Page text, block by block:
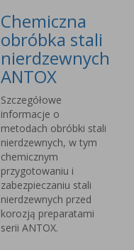
Chemiczna
obróbka stali
nierdzewnych
ANTOX
Szczegółowe
informacje o
metodach obróbki stali
nierdzewnych, w tym
chemicznym
przygotowaniu i
zabezpieczaniu stali
nierdzewnych przed
korozją preparatami
serii ANTOX.